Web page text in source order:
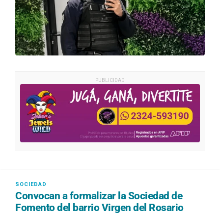
PUBLICIDAD
Convocan a formalizar la Sociedad de
Fomento del barrio Virgen del Rosario